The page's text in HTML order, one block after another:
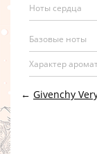
Ноты сердца
Базовые ноты
Характер
← Givenchy